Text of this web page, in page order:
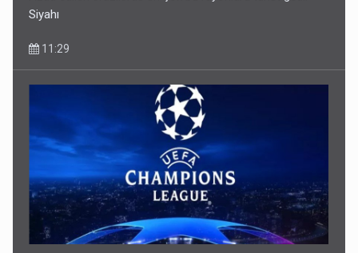
Siyahı
11:29